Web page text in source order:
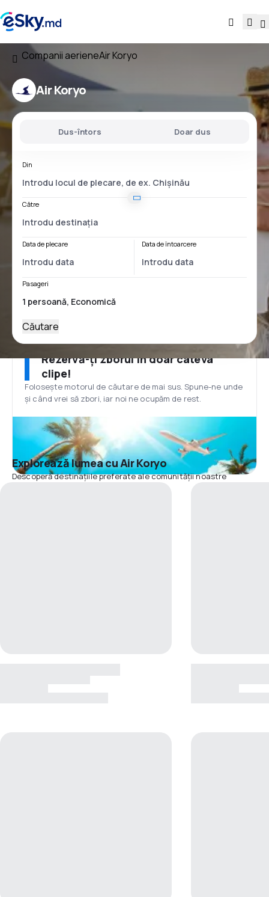
Companii aerieneAir Koryo
Air Koryo
Dus-întors Doar dus
Din
Către
Data de plecare Data de întoarcere
Pasageri
Căutare
Rezervă-ți zborul în doar câteva
clipe!
Folosește motorul de căutare de mai sus. Spune-ne unde
și când vrei să zbori, iar noi ne ocupăm de rest.
Explorează lumea cu Air Koryo
Descoperă destinațiile preferate ale comunității noastre